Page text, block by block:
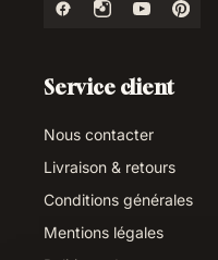
Service client
Nous contacter
Livraison & retours
Conditions générales
Mentions légales